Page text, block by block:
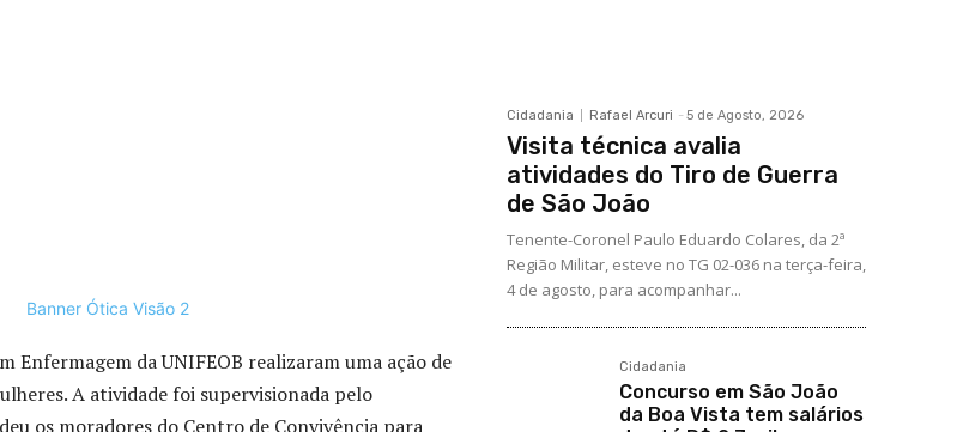
Enfermagem da UNIFEOB realizaram uma ação de
A atividade foi supervisionada pelo
os moradores do Centro de Convivência para
Cidadania Rafael Arcuri - 5 de Agosto, 2026
Visita técnica avalia
atividades do Tiro de Guerra
de São João
Tenente-Coronel Paulo Eduardo Colares, da 2ª
Região Militar, esteve no TG 02-036 na terça-feira,
4 de agosto, para acompanhar...
Cidadania
Concurso em São João
da Boa Vista tem salários